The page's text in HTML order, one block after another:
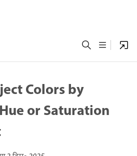
Colors by
or Saturation